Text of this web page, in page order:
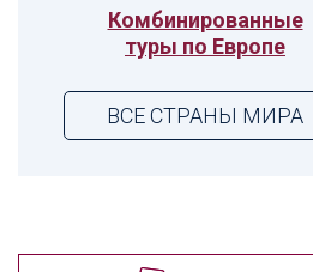
Комбинированные
туры по Европе
ВСЕ СТРАНЫ МИРА
2417 $